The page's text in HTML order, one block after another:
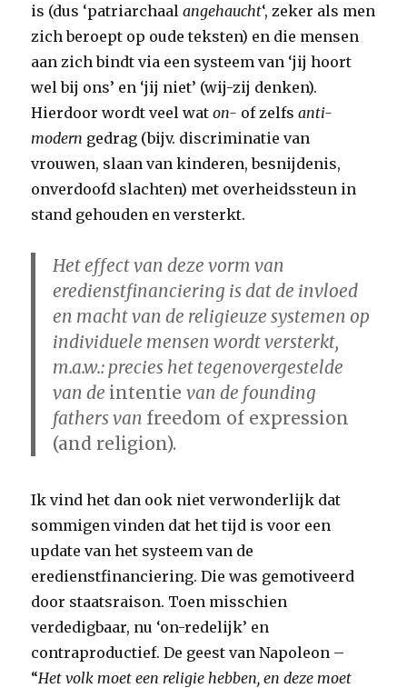
is (dus ‘patriarchaalangehaucht‘, zeker als men
zich beroept op oude teksten) en die mensen
aan zich bindt via een systeem van ‘jij hoort
wel bij ons’ en ‘jij niet’ (wij-zij denken).
Hierdoor wordt veel waton- of zelfsanti-
modern gedrag (bijv. discriminatie van
vrouwen, slaan van kinderen, besnijdenis,
onverdoofd slachten) met overheidssteun in
stand gehouden en versterkt.
Het effect van deze vorm van
eredienstfinanciering is dat de invloed
en macht van de religieuze systemen op
individuele mensen wordt versterkt,
m.a.w.: precies het tegenovergestelde
van de intentievan de founding
fathers van freedom of expression
(and religion).
Ik vind het dan ook niet verwonderlijk dat
sommigen vinden dat het tijd is voor een
update van het systeem van de
eredienstfinanciering. Die was gemotiveerd
door staatsraison. Toen misschien
verdedigbaar, nu ‘on-redelijk’ en
contraproductief. De geest van Napoleon –
“Het volk moet een religie hebben, en deze moet